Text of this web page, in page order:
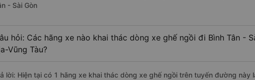
- Sài Gòn
hỏi: Các hãng xe nào khai thác dòng xe ghế ngồi đi Bình Tân -
Vũng Tàu?
lời: Hiện tại có 1 hãng xe khai thác dòng xe ghế ngồi trên tuyến đường này